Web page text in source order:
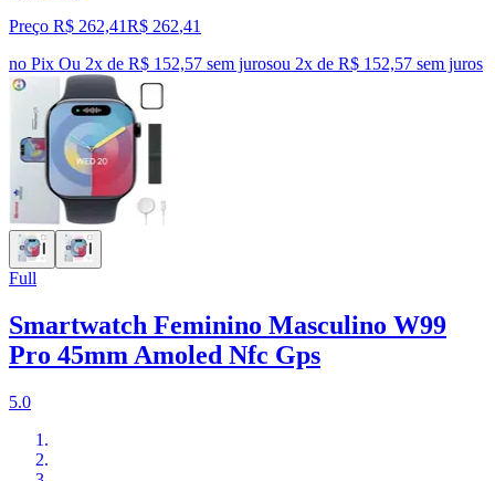
Preço R$ 262,41R$ 262,41
no Pix Ou 2x de R$ 152,57 sem jurosou 2x de R$ 152,57 sem juros
Full
Smartwatch Feminino Masculino W99
Pro 45mm Amoled Nfc Gps
5.0